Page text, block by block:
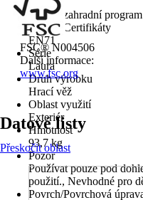
Dětský zahradní
Normy/Certifikáty
EN71
Série
Laura
Druh výrobku
Hrací věž
Oblast využití
Exteriér
Hmotnost
93,7 kg
Pozor
Používat pouze pod
použití., Nevhodné pro
Povrch/Povrchová
FSC® N004506
Další informace:
www.fsc.org
Datové listy
Přeskočit oblast